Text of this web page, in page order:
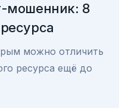
мошенник: 8
можно отличить
ресурса ещё до